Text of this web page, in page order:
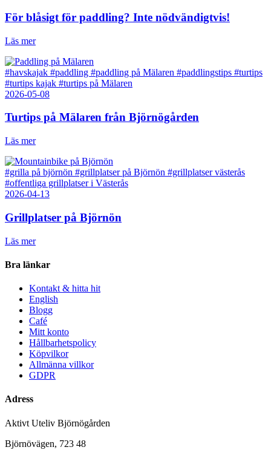
För blåsigt för paddling? Inte nödvändigtvis!
Läs mer
#havskajak #paddling #paddling på Mälaren #paddlingstips #turtips
#turtips kajak #turtips på Mälaren
2026-05-08
Turtips på Mälaren från Björnögården
Läs mer
#grilla på björnön #grillplatser på Björnön #grillplatser västerås
#offentliga grillplatser i Västerås
2026-04-13
Grillplatser på Björnön
Läs mer
Bra länkar
Kontakt & hitta hit
English
Blogg
Café
Mitt konto
Hållbarhetspolicy
Köpvilkor
Allmänna villkor
GDPR
Adress
Aktivt Uteliv Björnögården
Björnövägen, 723 48